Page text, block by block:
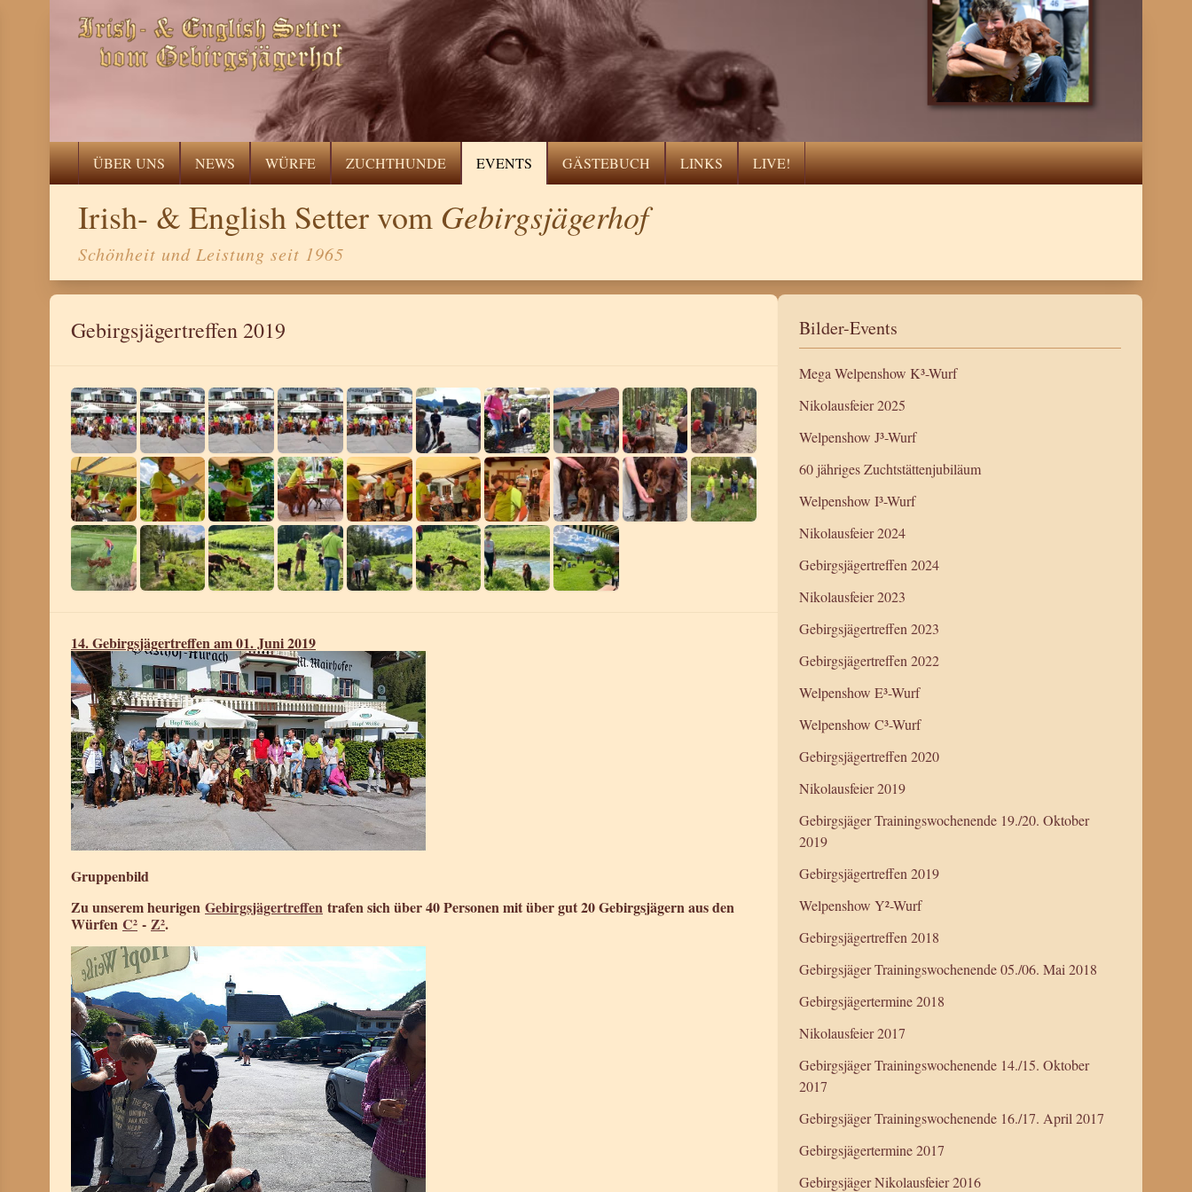
ÜBER UNS NEWS WÜRFE ZUCHTHUNDE EVENTS GÄSTEBUCH LINKS LIVE!
Irish- & English Setter vom Gebirgsjägerhof
Schönheit und Leistung seit 1965
Gebirgsjägertreffen 2019
14. Gebirgsjägertreffen am 01. Juni 2019
Gruppenbild
Zu unserem heurigen Gebirgsjägertreffen trafen sich über 40 Personen mit über gut 20 Gebirgsjägern aus den
Würfen C² - Z².
Bilder-Events
Mega Welpenshow K³-Wurf
Nikolausfeier 2025
Welpenshow J³-Wurf
60 jähriges Zuchtstättenjubiläum
Welpenshow I³-Wurf
Nikolausfeier 2024
Gebirgsjägertreffen 2024
Nikolausfeier 2023
Gebirgsjägertreffen 2023
Gebirgsjägertreffen 2022
Welpenshow E³-Wurf
Welpenshow C³-Wurf
Gebirgsjägertreffen 2020
Nikolausfeier 2019
Gebirgsjäger Trainingswochenende 19./20. Oktober
2019
Gebirgsjägertreffen 2019
Welpenshow Y²-Wurf
Gebirgsjägertreffen 2018
Gebirgsjäger Trainingswochenende 05./06. Mai 2018
Gebirgsjägertermine 2018
Nikolausfeier 2017
Gebirgsjäger Trainingswochenende 14./15. Oktober
2017
Gebirgsjäger Trainingswochenende 16./17. April 2017
Gebirgsjägertermine 2017
Gebirgsjäger Nikolausfeier 2016